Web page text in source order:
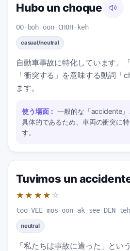
Hubo un choque
OO-boh oon CHOH-keh
casual/neutral
自動車事故に特化しています。
「衝突する」を意味する動詞「
ます。
使う場面： 一般的な「accidente」
具体的であるため、車両の衝突に
す。
Tuvimos un
★★★★ ☆
too-VEE-mos oon ak-see-DEN-teh
neutral
「私たちは事故に遭った」とい